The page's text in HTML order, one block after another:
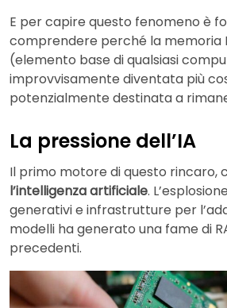
E per capire questo fenomeno è
comprendere perché la memoria
(elemento base di qualsiasi
improvvisamente diventata più
potenzialmente destinata a
La pressione dell’IA
Il primo motore di questo rincaro,
l’intelligenza artificiale.
generativi e infrastrutture per
modelli ha generato una fame di
precedenti.